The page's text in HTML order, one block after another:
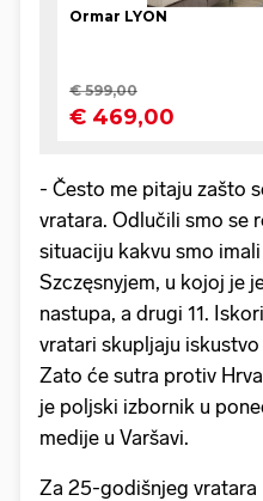
- Često me pitaju zašto
vratara. Odlučili smo se
situaciju kakvu smo
Szczęsnyjem, u kojoj je
nastupa, a drugi 11.
vratari skupljaju
Zato će sutra protiv
je poljski izbornik u
medije u Varšavi.
Za 25-godišnjeg